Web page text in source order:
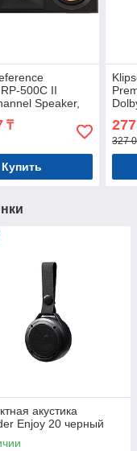
500C II
Speaker,
₸
Купить
Pair
327
акустика
Enjoy 20 черный